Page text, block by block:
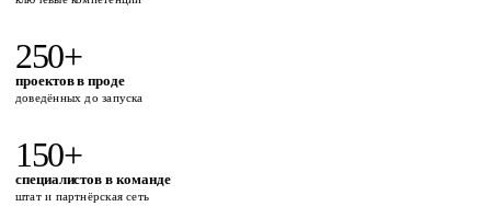
250+
проектов в проде
доведённых до запуска
150+
специалистов в команде
штат и партнёрская сеть